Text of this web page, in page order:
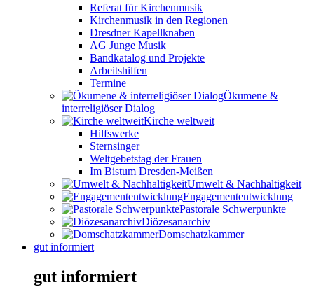
Referat für Kirchenmusik
Kirchenmusik in den Regionen
Dresdner Kapellknaben
AG Junge Musik
Bandkatalog und Projekte
Arbeitshilfen
Termine
Ökumene &
interreligiöser Dialog
Kirche weltweit
Hilfswerke
Sternsinger
Weltgebetstag der Frauen
Im Bistum Dresden-Meißen
Umwelt & Nachhaltigkeit
Engagemententwicklung
Pastorale Schwerpunkte
Diözesanarchiv
Domschatzkammer
gut informiert
gut informiert